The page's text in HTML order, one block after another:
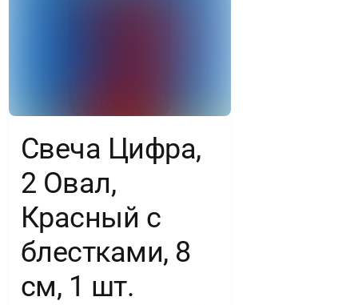
Свеча Цифра,
2 Овал,
Красный с
блестками, 8
см, 1 шт.